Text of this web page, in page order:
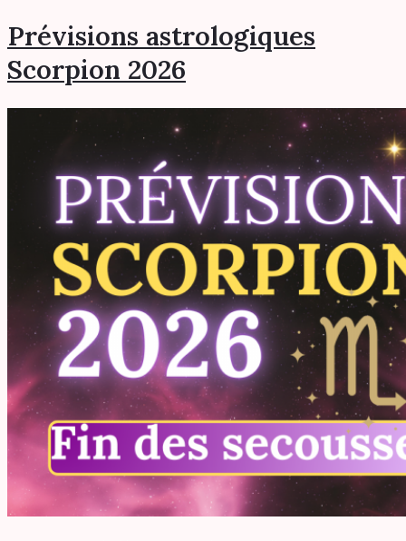
Prévisions astrologiques
Scorpion 2026